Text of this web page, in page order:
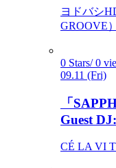
ヨドバシ
GROOVE
0 Stars/ 0
09.11 (Fri)
「
Guest
CÉ LA VI